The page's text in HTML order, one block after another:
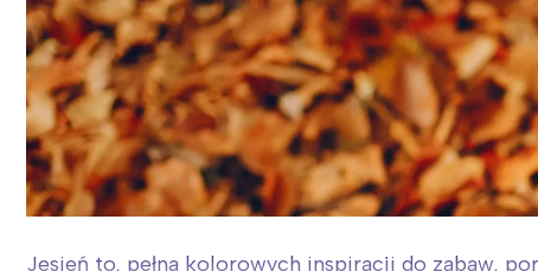
Jesień to, pełna kolorowych inspiracji do zabaw,